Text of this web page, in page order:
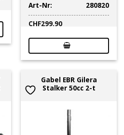
Art-Nr:
280820
CHF299.90
Gabel EBR Gilera
Stalker 50cc 2-t